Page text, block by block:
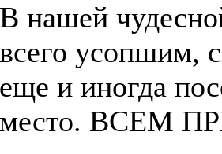
В нашей
всего усопшим,
еще и иногда
место. ВСЕМ